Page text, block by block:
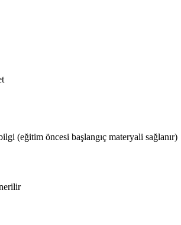
(eğitim öncesi başlangıç materyali sağlanır)